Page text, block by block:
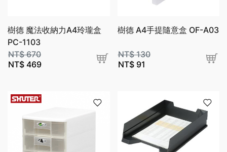
樹德 魔法收納力A4玲瓏盒
PC-1103
NT$670
NT$ 469
樹德 A4手提隨意盒 OF-A03
NT$130
NT$91